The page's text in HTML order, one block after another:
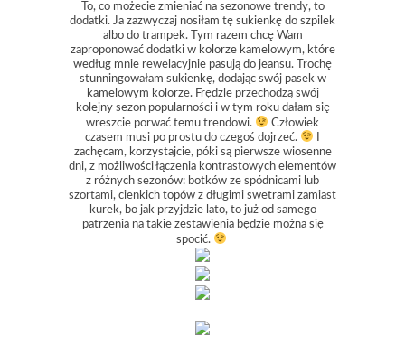
To, co możecie zmieniać na sezonowe trendy, to
dodatki. Ja zazwyczaj nosiłam tę sukienkę do szpilek
albo do trampek. Tym razem chcę Wam
zaproponować dodatki w kolorze kamelowym, które
według mnie rewelacyjnie pasują do jeansu. Trochę
stunningowałam sukienkę, dodając swój pasek w
kamelowym kolorze. Frędzle przechodzą swój
kolejny sezon popularności i w tym roku dałam się
wreszcie porwać temu trendowi.
Człowiek
czasem musi po prostu do czegoś dojrzeć.
zachęcam, korzystajcie, póki są pierwsze wiosenne
dni, z możliwości łączenia kontrastowych elementów
z różnych sezonów: botków ze spódnicami lub
szortami, cienkich topów z długimi swetrami zamiast
kurek, bo jak przyjdzie lato, to już od samego
patrzenia na takie zestawienia będzie można się
spocić.